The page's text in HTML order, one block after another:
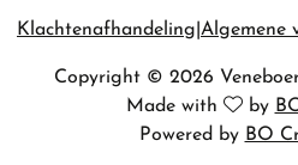
Klachtenafhandeling Algemene
Copyright © 2026
Made with
by
Powered by BO